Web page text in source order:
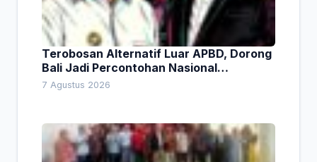
Terobosan Alternatif Luar APBD, Dorong
Bali Jadi Percontohan Nasional
Pembiayaan Daerah
7 Agustus 2026